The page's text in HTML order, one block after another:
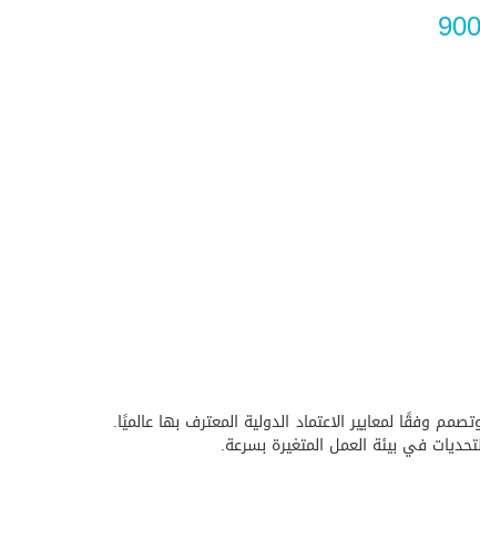
وفقًا لمعايير الاعتماد الدولية المعترف بها عالميًا.
في بيئة العمل المتغيرة بسرعة.